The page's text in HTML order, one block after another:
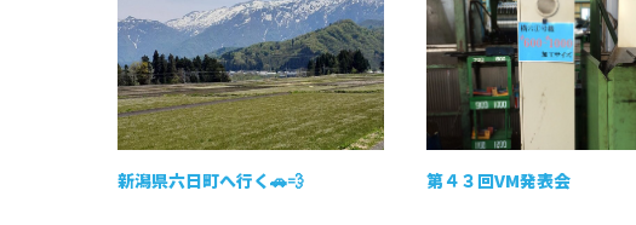
新潟県六日町へ行く🚗💨 第４３回VM発表会